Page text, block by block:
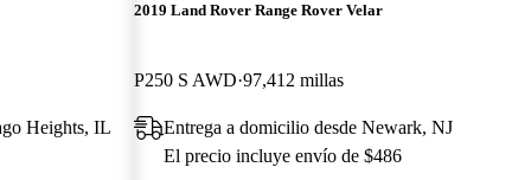
Heights, IL
2019 Land Rover Range Rover Velar
P250 S AWD 97,412 millas
Entrega a domicilio desde Newark, NJ
El precio incluye envío de $486